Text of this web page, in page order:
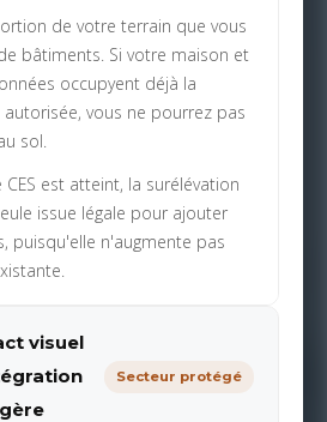
de votre terrain que vous
bâtiments. Si votre maison et
occupyent déjà la
vous ne pourrez pas
sol.
CES est atteint, la surélévation
issue légale pour ajouter
puisqu'elle n'augmente pas
visuel
Secteur protégé